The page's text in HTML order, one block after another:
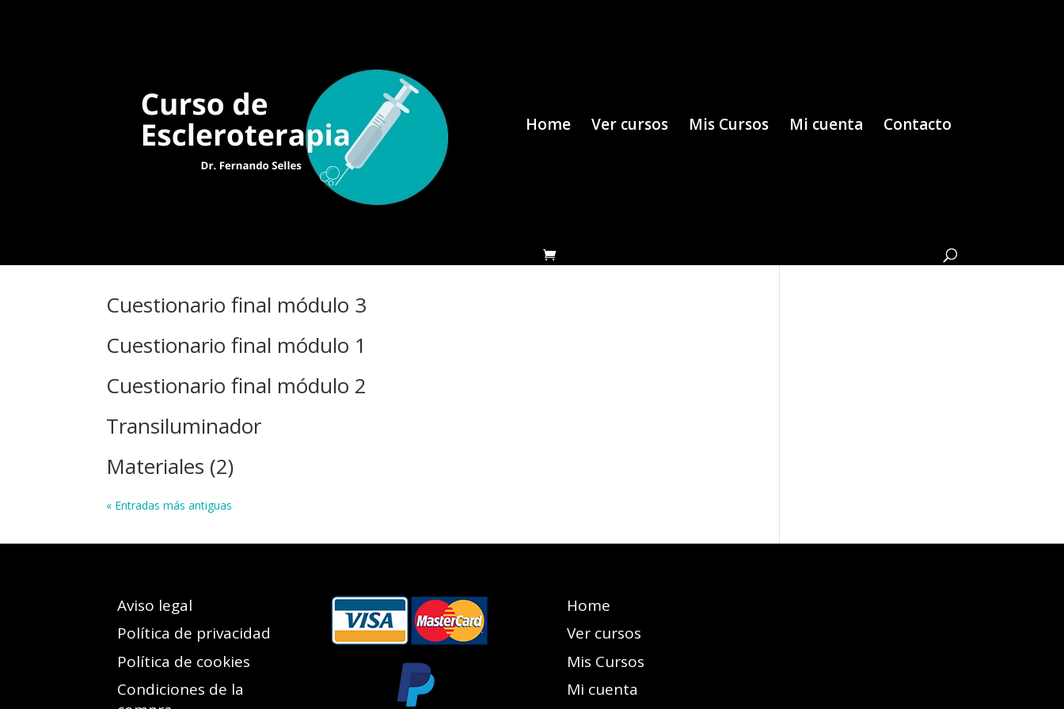
Home Ver cursos Mis Cursos Mi cuenta Contacto
Cuestionario final módulo 3
Cuestionario final módulo 1
Cuestionario final módulo 2
Transiluminador
Materiales (2)
« Entradas más antiguas
Aviso legal
Política de privacidad
Política de cookies
Condiciones de la
Home
Ver cursos
Mis Cursos
Mi cuenta